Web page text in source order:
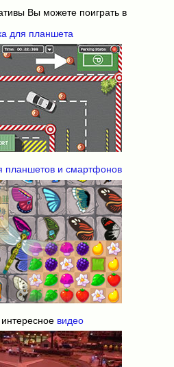
Вы можете поиграть в
для планшета
планшетов и смартфонов
видео